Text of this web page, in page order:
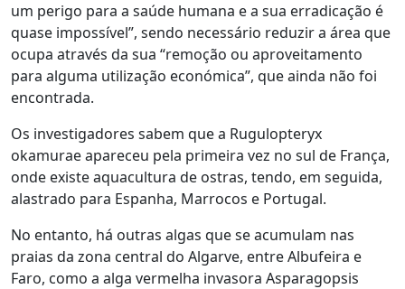
um perigo para a saúde humana e a sua erradicação é
quase impossível”, sendo necessário reduzir a área que
ocupa através da sua “remoção ou aproveitamento
para alguma utilização económica”, que ainda não foi
encontrada.
Os investigadores sabem que a Rugulopteryx
okamurae apareceu pela primeira vez no sul de França,
onde existe aquacultura de ostras, tendo, em seguida,
alastrado para Espanha, Marrocos e Portugal.
No entanto, há outras algas que se acumulam nas
praias da zona central do Algarve, entre Albufeira e
Faro, como a alga vermelha invasora Asparagopsis